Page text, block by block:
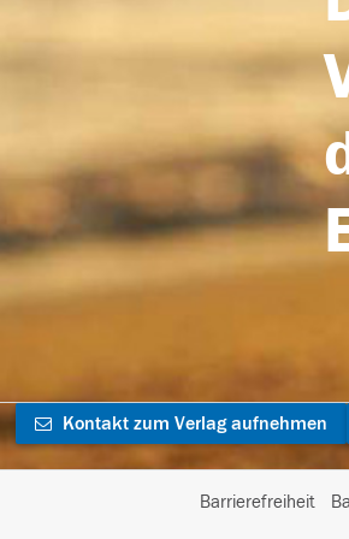
Kontakt zum Verlag aufnehmen
Barrierefreiheit